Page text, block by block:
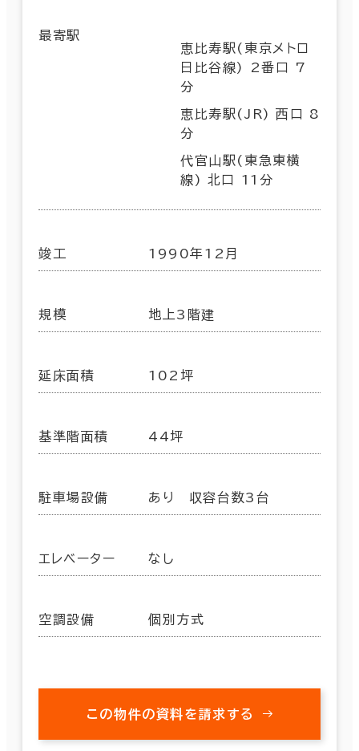
最寄駅
恵比寿駅(東京メトロ
日比谷線) 2番口 7
分
恵比寿駅(JR) 西口 8
分
代官山駅(東急東横
線) 北口 11分
竣工 1990年12月
規模 地上3階建
延床面積 102坪
基準階面積 44坪
駐車場設備 あり 収容台数3台
エレベーター なし
空調設備 個別方式
この物件の資料を請求する